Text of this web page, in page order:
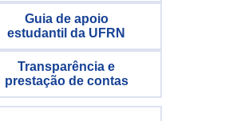
Guia de apoio
estudantil da UFRN
Transparência e
prestação de contas